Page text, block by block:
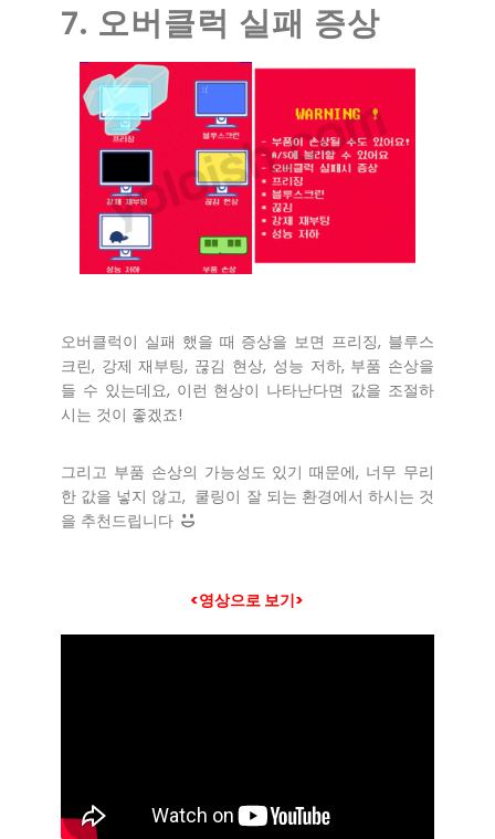
7. 오버클럭 실패 증상
오버클럭이 실패 했을 때 증상을 보면 프리징, 블루스
크린, 강제 재부팅, 끊김 현상, 성능 저하, 부품 손상을
들 수 있는데요, 이런 현상이 나타난다면 값을 조절하
시는 것이 좋겠죠!
그리고 부품 손상의 가능성도 있기 때문에, 너무 무리
한 값을 넣지 않고, 쿨링이 잘 되는 환경에서 하시는 것
을 추천드립니다
<영상으로 보기>